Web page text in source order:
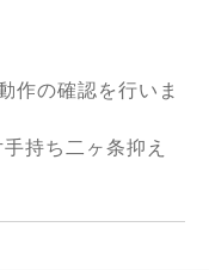
作の確認を行いま
持ち二ヶ条抑え